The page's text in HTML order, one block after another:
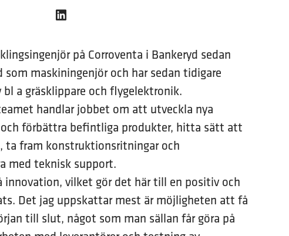
på Corroventa i Bankeryd sedan
som maskiningenjör och har sedan tidigare
a gräsklippare och flygelektronik.
handlar jobbet om att utveckla nya
förbättra befintliga produkter, hitta sätt att
fram konstruktionsritningar och
med teknisk support.
innovation, vilket gör det här till en positiv och
Det jag uppskattar mest är möjligheten att få
till slut, något som man sällan får göra på